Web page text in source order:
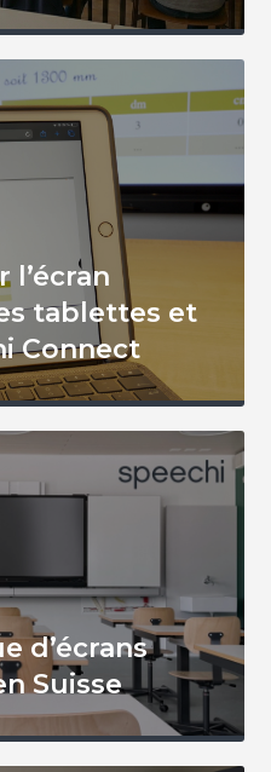
l’écran
tablettes et
Connect
d’écrans
Suisse